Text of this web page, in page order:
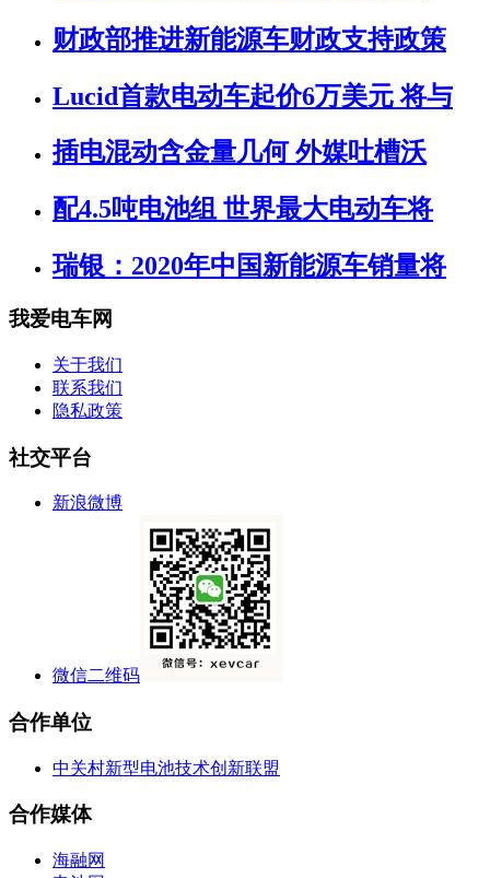
财政部推进新能源车财政支持政策
Lucid首款电动车起价6万美元 将与
插电混动含金量几何 外媒吐槽沃
配4.5吨电池组 世界最大电动车将
瑞银：2020年中国新能源车销量将
我爱电车网
关于我们
联系我们
隐私政策
社交平台
新浪微博
微信二维码
合作单位
中关村新型电池技术创新联盟
合作媒体
海融网